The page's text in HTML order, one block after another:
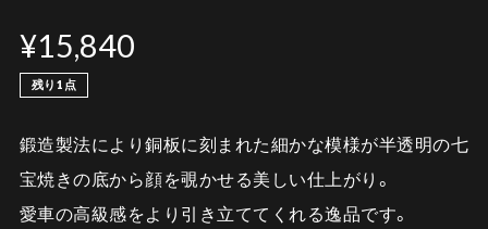
¥15,840
残り1点
鍛造製法により銅板に刻まれた細かな模様が半透明の七
宝焼きの底から顔を覗かせる美しい仕上がり。
愛車の高級感をより引き立ててくれる逸品です。